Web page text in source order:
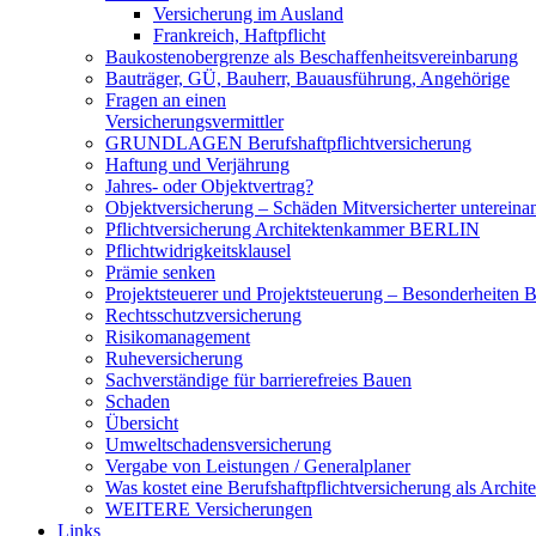
Versicherung im Ausland
Frankreich, Haftpflicht
Baukostenobergrenze als Beschaffenheits­vereinbarung
Bauträger, GÜ, Bauherr, Bauausführung, Angehörige
Fragen an einen
Versicherungsvermittler
GRUNDLAGEN Berufshaftpflichtversicherung
Haftung und Verjährung
Jahres- oder Objektvertrag?
Objektversicherung – Schäden Mitversicherter
Pflichtversicherung Architektenkammer BERLIN
Pflichtwidrigkeitsklausel
Prämie senken
Projektsteuerer und Projektsteuerung – Besonderheiten
Rechtsschutzversicherung
Risikomanagement
Ruheversicherung
Sachverständige für barrierefreies Bauen
Schaden
Übersicht
Umweltschadensversicherung
Vergabe von Leistungen / Generalplaner
Was kostet eine Berufshaftpflichtversicherung als
WEITERE Versicherungen
Links